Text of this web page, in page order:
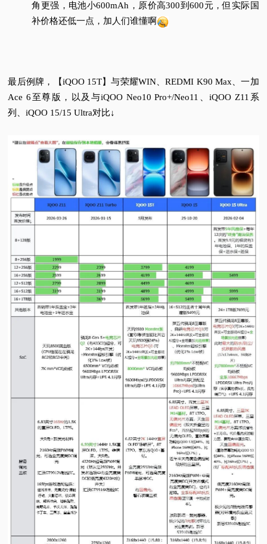
角更强，电池小600mAh，原价高300到600元，但实际国
补价格还低一点，加人们谁懂啊
最后例牌，【iQOO 15T】与荣耀WIN、REDMI K90 Max、一加
Ace 6至尊版，以及与iQOO Neo10 Pro+/Neo11、iQOO Z11系
列、iQOO 15/15 Ultra对比↓